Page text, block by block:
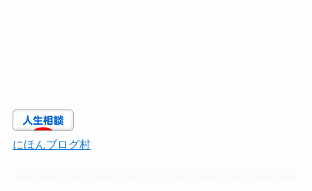
にほんブログ村